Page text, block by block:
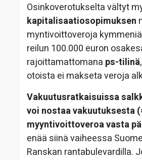
Osinkoverotukselta vältyt
kapitalisaatiosopimuksen
myntivoittoveroja
reilun 100.000 euron
rajoittamattomana ps-tilinä
otoista ei makseta veroja
Vakuutusratkaisuissa
voi nostaa vakuutuksesta
myyntivoittoveroa vasta
enää siinä vaiheessa
Ranskan rantabulevardilla.